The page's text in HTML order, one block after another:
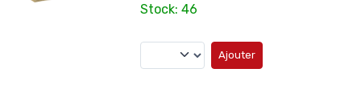
Stock: 46
Ajouter